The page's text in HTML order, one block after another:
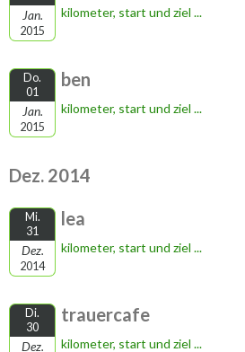
Jan.
2015
kilometer, start und ziel ...
Do.
01
Jan.
2015
ben
kilometer, start und ziel ...
Dez. 2014
Mi.
31
Dez.
2014
lea
kilometer, start und ziel ...
Di.
30
Dez.
trauercafe
kilometer, start und ziel ...